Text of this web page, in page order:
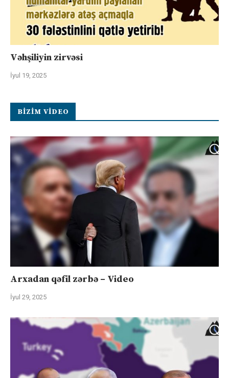
Vəhşiliyin zirvəsi
İyul 19, 2025
BIZIM VIDEO
Arxadan qəfil zərbə – Video
İyul 29, 2025